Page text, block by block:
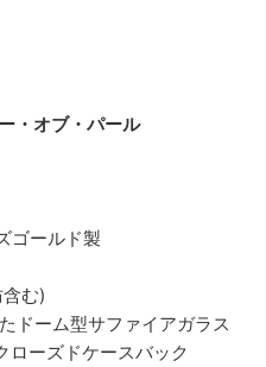
・オブ・パール
ゴールド製
む)
ドーム型サファイアガラス
ローズドケースバック